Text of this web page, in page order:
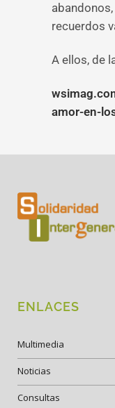
recuerdos
A ellos, de
amor-en-
ENLACES
Multimedia
Noticias
Consultas